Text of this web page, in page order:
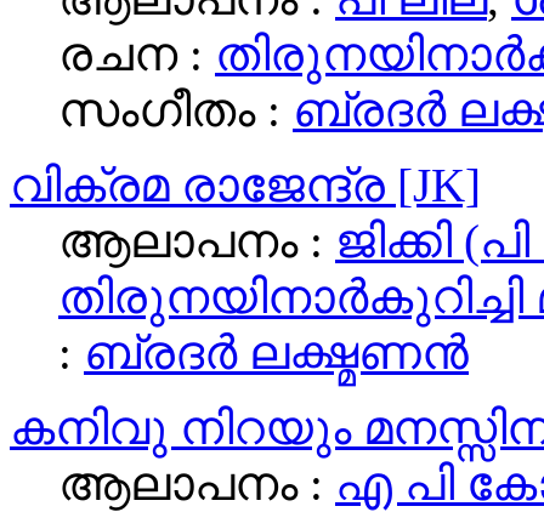
രചന :
സംഗീതം : ബ്രദര്‍
വിക്രമ രാജേന്ദ്ര [JK]
ആലാപനം : ജിക്കി
: ബ്രദര്‍ ലക്ഷ്മണന്‍
കനിവു നിറയും
ആലാപനം : എ പി